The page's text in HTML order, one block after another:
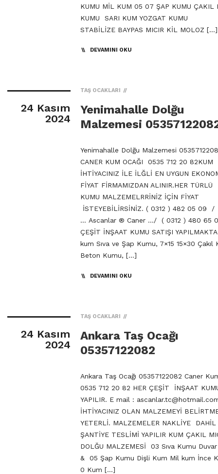
KUMU MİL KUM 05 07 ŞAP KUMU ÇAKIL
KUMU SARI KUM YOZGAT KUMU
STABİLİZE BAYPAS MICIR KİL MOLOZ […]
DEVAMINI OKU
24 Kasım
2024
TAŞ OCAKLARI
Yenimahalle Dolğu
Malzemesi
Yenimahalle Dolğu Malzemesi
CANER KUM OCAĞI 0535 712 20 82KUM
İHTİYACINIZ İLE İLĞLİ EN UYGUN
FİYAT FİRMAMIZDAN ALINIR.HER TÜRLÜ
KUMU MALZEMELRRİNİZ İÇİN FİYAT
İSTEYEBİLİRSİNİZ. ( 0312 ) 482 05 09 /
… Ascanlar ® Caner …/ ( 0312 ) 480 65
ÇEŞİT İNŞAAT KUMU SATIŞI
kum Sıva ve Şap Kumu, 7×15 15×30 Çakıl
Beton Kumu, […]
DEVAMINI OKU
24 Kasım
2024
TAŞ OCAKLARI
Ankara Taş Ocağı
05357122082
Ankara Taş Ocağı 05357122082 Caner
0535 712 20 82 HER ÇEŞİT İNŞAAT
YAPILIR. E mail :
İHTİYACINIZ OLAN MALZEMEYİ
YETERLİ. MALZEMELER NAKLİYE DAHİL
ŞANTİYE TESLİMİ YAPILIR KUM ÇAKIL
DOLĞU MALZEMESİ 03 Sıva Kumu
& 05 Şap Kumu Dişli Kum Mil kum İnce
0 Kum […]